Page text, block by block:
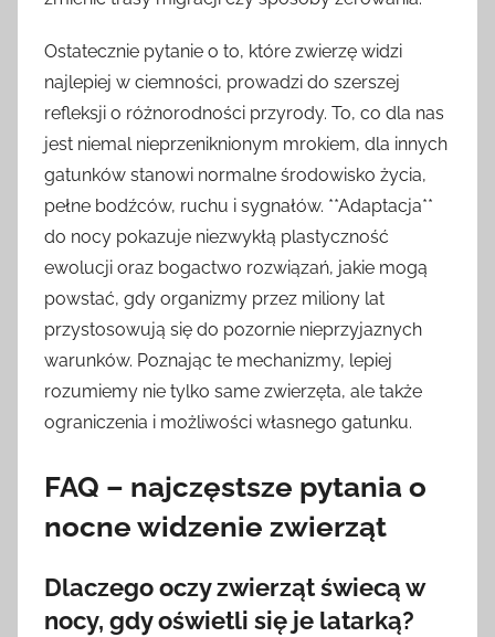
Ostatecznie pytanie o to, które zwierzę widzi
najlepiej w ciemności, prowadzi do szerszej
refleksji o różnorodności przyrody. To, co dla nas
jest niemal nieprzeniknionym mrokiem, dla innych
gatunków stanowi normalne środowisko życia,
pełne bodźców, ruchu i sygnałów. **Adaptacja**
do nocy pokazuje niezwykłą plastyczność
ewolucji oraz bogactwo rozwiązań, jakie mogą
powstać, gdy organizmy przez miliony lat
przystosowują się do pozornie nieprzyjaznych
warunków. Poznając te mechanizmy, lepiej
rozumiemy nie tylko same zwierzęta, ale także
ograniczenia i możliwości własnego gatunku.
FAQ – najczęstsze pytania o
nocne widzenie zwierząt
Dlaczego oczy zwierząt świecą w
nocy, gdy oświetli się je latarką?